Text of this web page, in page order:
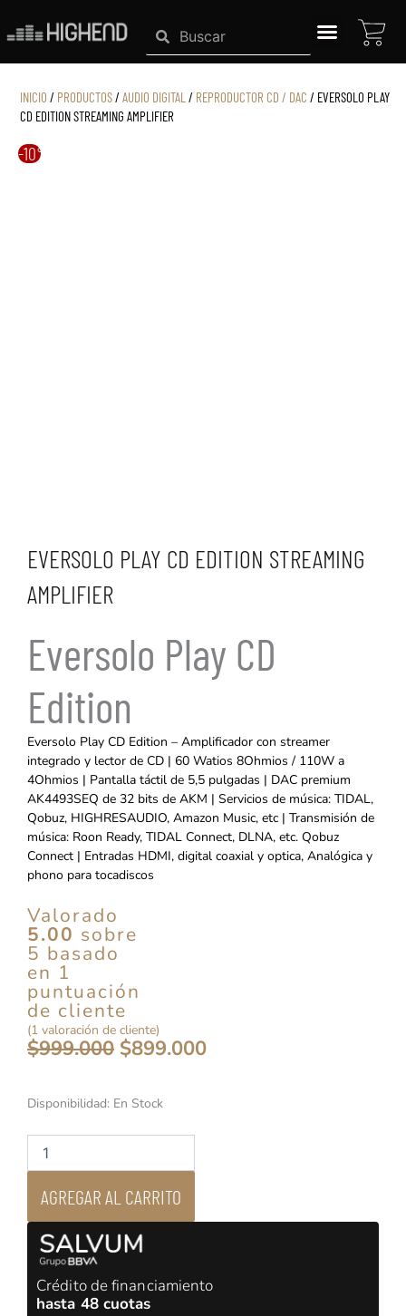
contenido
SearchSearch
INICIO / PRODUCTOS/ AUDIO DIGITAL / REPRODUCTOR CD / DAC / EVERSOLO PLAY
CD EDITION STREAMING AMPLIFIER
-10%
EVERSOLO PLAY CD EDITION STREAMING
AMPLIFIER
Eversolo Play CD
Edition
Eversolo Play CD Edition – Amplificador con streamer
integrado y lector de CD | 60 Watios 8Ohmios / 110W a
4Ohmios | Pantalla táctil de 5,5 pulgadas | DAC premium
AK4493SEQ de 32 bits de AKM | Servicios de música: TIDAL,
Qobuz, HIGHRESAUDIO, Amazon Music, etc | Transmisión de
música: Roon Ready, TIDAL Connect, DLNA, etc. Qobuz
Connect | Entradas HDMI, digital coaxial y optica, Analógica y
phono para tocadiscos
Valorado
5.00 sobre
5 basado
en 1
puntuación
de cliente
(1 valoración de cliente)
$999.000 El
precio
era:
$899.000El
Disponibilidad: En Stock
Eversolo
CD
Edition
Streaming
Amplifier
cantidad
AGREGAR AL CARRITO
Crédito de financiamiento
hasta 48 cuotas